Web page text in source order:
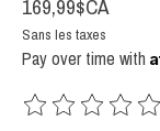
169,99$CA
Sans les taxes
Pay over time with
Ce produit est